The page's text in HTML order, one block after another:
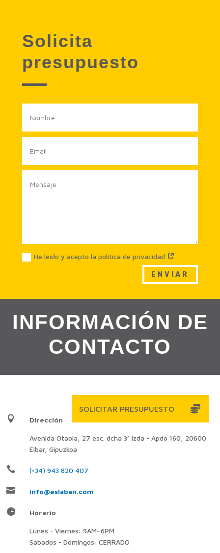
Solicita
presupuesto
He leido y acepto la politica de privacidad
ENVIAR
INFORMACIÓN DE
CONTACTO
 Dirección
Avenida Otaola, 27 esc. dcha 3ª izda - Apdo 160, 20600
Eibar, Gipuzkoa
 (+34) 943 820 407
 info@eslaban.com
 Horario
Lunes - Viernes: 9AM–6PM
Sábados - Domingos: CERRADO